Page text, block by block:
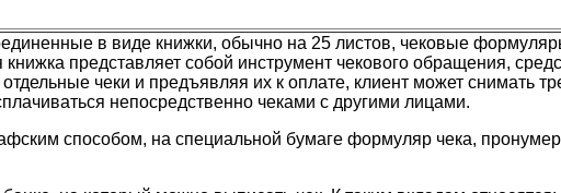
в виде книжки, обычно на 25 листов, чековые
книжка представляет собой инструмент чекового обращения,
чеки и предъявляя их к оплате, клиент может снимать
непосредственно чеками с другими лицами.
способом, на специальной бумаге формуляр чека,